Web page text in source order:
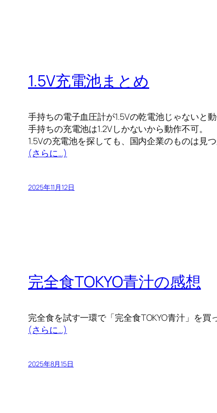
1.5V充電池まとめ
手持ちの電子血圧計が1.5Vの乾電池じゃないと動
手持ちの充電池は1.2Vしかないから動作不可。
1.5Vの充電池を探しても、国内企業のものは見つ
(さらに…)
2025年11月12日
完全食TOKYO青汁の感想
完全食を試す一環で「完全食TOKYO青汁」を買
(さらに…)
2025年8月15日